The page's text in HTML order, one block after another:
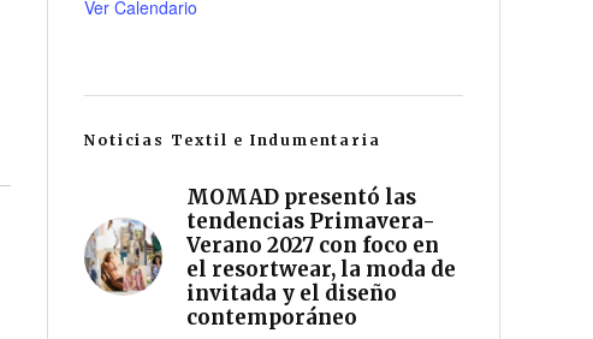
Ver Calendario
Noticias Textil e Indumentaria
MOMAD presentó las
tendencias Primavera-
Verano 2027 con foco en
el resortwear, la moda de
invitada y el diseño
contemporáneo